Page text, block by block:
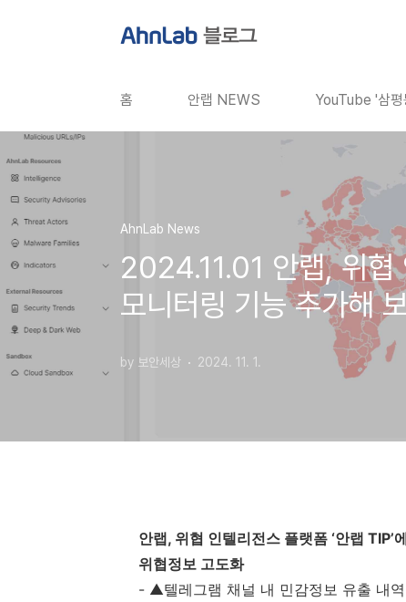
홈 안랩 NEWS YouTube '삼평
AhnLab News
2024.11.01 안랩, 위협
모니터링 기능 추가해
by 보안세상 2024. 11. 1.
안랩, 위협 인텔리전스 플랫폼 ‘안랩 TIP’
위협정보 고도화
- ▲텔레그램 채널 내 민감정보 유출 내